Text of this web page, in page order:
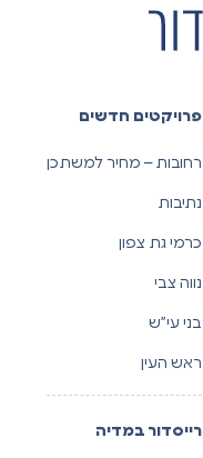
פרויקטים חדשים
רחובות – מחיר למשתכן
נתיבות
כרמי גת צפון
נווה צבי
בני עי”ש
ראש העין
רייסדור במדיה